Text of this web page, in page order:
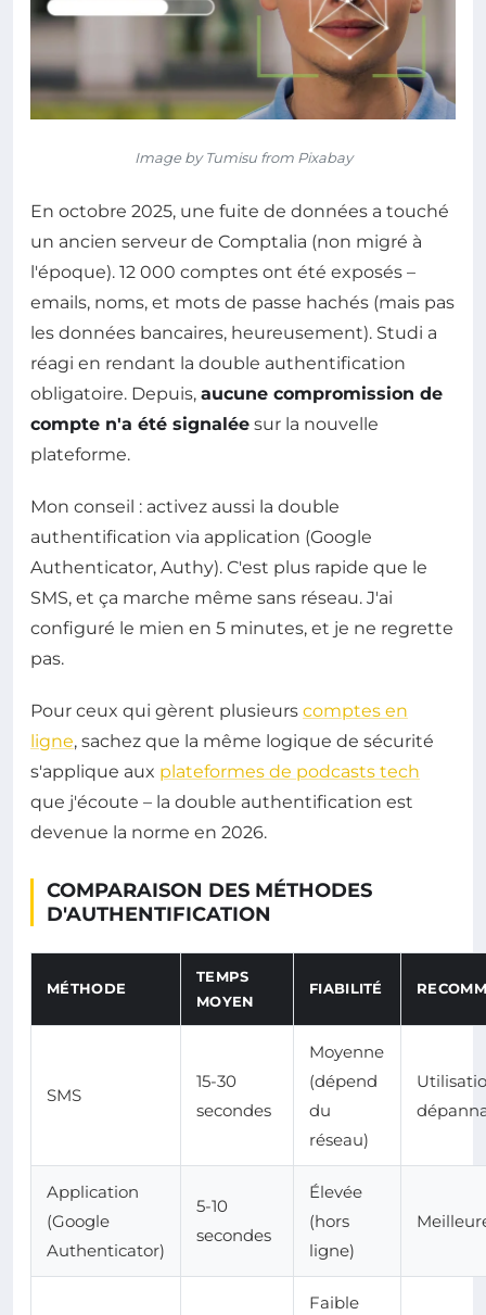
Image by Tumisu from Pixabay
En octobre 2025, une fuite de données a touché
un ancien serveur de Comptalia (non migré à
l'époque). 12 000 comptes ont été exposés –
emails, noms, et mots de passe hachés (mais pas
les données bancaires, heureusement). Studi a
réagi en rendant la double authentification
obligatoire. Depuis, aucune compromission de
compte n'a été signalée sur la nouvelle
plateforme.
Mon conseil : activez aussi la double
authentification via application (Google
Authenticator, Authy). C'est plus rapide que le
SMS, et ça marche même sans réseau. J'ai
configuré le mien en 5 minutes, et je ne regrette
pas.
Pour ceux qui gèrent plusieurs comptes en
ligne, sachez que la même logique de sécurité
s'applique aux plateformes de podcasts tech
que j'écoute – la double authentification est
devenue la norme en 2026.
COMPARAISON DES MÉTHODES
D'AUTHENTIFICATION
MÉTHODE
TEMPS
MOYEN
FIABILITÉ
SMS
15-30
secondes
Moyenne
(dépend
du
réseau)
Application
(Google
Authenticator)
5-10
secondes
Élevée
(hors
ligne)
Faible